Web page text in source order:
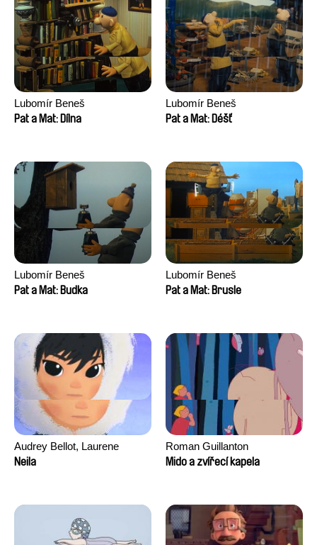
Lubomír Beneš
Pat a Mat: Dílna
Lubomír Beneš
Pat a Mat: Déšť
Lubomír Beneš
Pat a Mat: Budka
Lubomír Beneš
Pat a Mat: Brusle
Audrey Bellot, Laurene
Desoutter, Amandine
David Tabar, Guillaume
Vezzoli, Eline Zhang
Neila
Roman Guillanton
Mido a zvířecí kapela